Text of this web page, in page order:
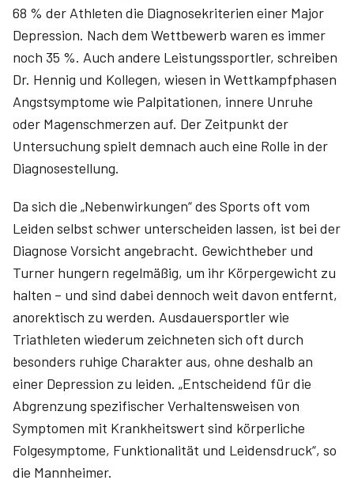
68 % der Athleten die Diagnosekriterien einer Major
Depression. Nach dem Wettbewerb waren es immer
noch 35 %. Auch andere Leistungssportler, schreiben
Dr. Hennig und Kollegen, wiesen in Wettkampfphasen
Angstsymptome wie Palpitationen, innere Unruhe
oder Magenschmerzen auf. Der Zeitpunkt der
Untersuchung spielt demnach auch eine Rolle in der
Diagnosestellung.
Da sich die „Nebenwirkungen“ des Sports oft vom
Leiden selbst schwer unterscheiden lassen, ist bei der
Diagnose Vorsicht angebracht. Gewichtheber und
Turner hungern regelmäßig, um ihr Körpergewicht zu
halten – und sind dabei dennoch weit davon entfernt,
anorektisch zu werden. Ausdauersportler wie
Triathleten wiederum zeichneten sich oft durch
besonders ruhige Charakter aus, ohne deshalb an
einer Depression zu leiden. „Entscheidend für die
Abgrenzung spezifischer Verhaltensweisen von
Symptomen mit Krankheitswert sind körperliche
Folgesymptome, Funktionalität und Leidensdruck“, so
die Mannheimer.